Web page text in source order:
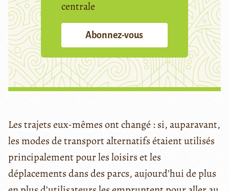
centrale
Abonnez-vous
Les trajets eux-mêmes ont changé : si, auparavant,
les modes de transport alternatifs étaient utilisés
principalement pour les loisirs et les
déplacements dans des parcs, aujourd’hui de plus